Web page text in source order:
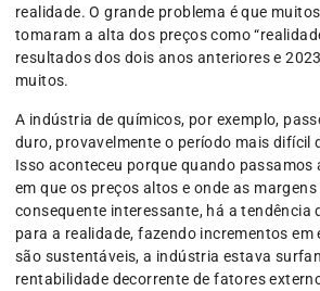
realidade. O grande problema é que
tomaram a alta dos preços como
resultados dos dois anos anteriores e
muitos.
A indústria de químicos, por exemplo,
duro, provavelmente o período mais difícil
Isso aconteceu porque quando passamos
em que os preços altos e onde as
consequente interessante, há a tendência
para a realidade, fazendo incrementos
são sustentáveis, a indústria estava
rentabilidade decorrente de fatores